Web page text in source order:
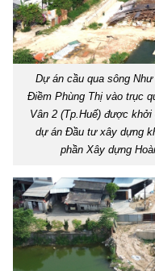
Dự án cầu qua sông
Điềm Phùng Thị vào trục
Vân 2 (Tp.Huế) được
dự án Đầu tư xây dựng
phần Xây dựng